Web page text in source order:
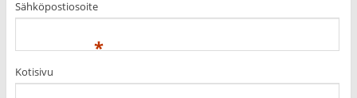
Sähköpostiosoite
*
Kotisivu